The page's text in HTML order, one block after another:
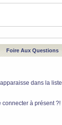
Foire Aux Questions
dans la
connecter à présent ?!